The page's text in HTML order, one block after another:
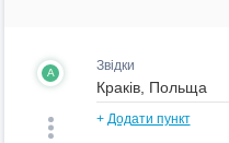
A Звідки
+ Додати пункт